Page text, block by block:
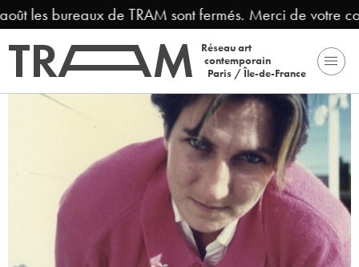
les bureaux de TRAM sont fermés. Merci de votre
Réseau art
contemporain
Paris / Île-de-France